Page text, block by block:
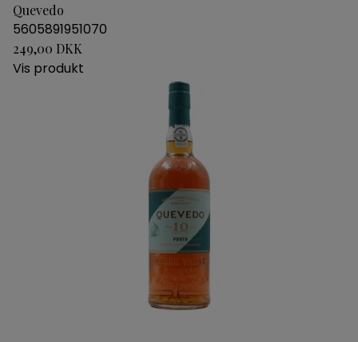
Quevedo
5605891951070
249,00 DKK
Vis produkt